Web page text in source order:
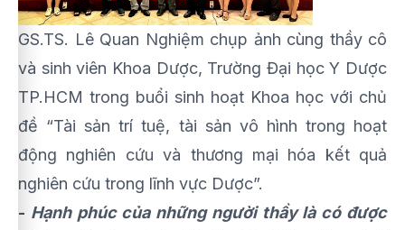
GS.TS. Lê Quan Nghiệm chụp ảnh cùng thầy cô
và sinh viên Khoa Dược, Trường Đại học Y Dược
TP.HCM trong buổi sinh hoạt Khoa học với chủ
đề “Tài sản trí tuệ, tài sản vô hình trong hoạt
động nghiên cứu và thương mại hóa kết quả
nghiên cứu trong lĩnh vực Dược”.
- Hạnh phúc của những người thầy là có được